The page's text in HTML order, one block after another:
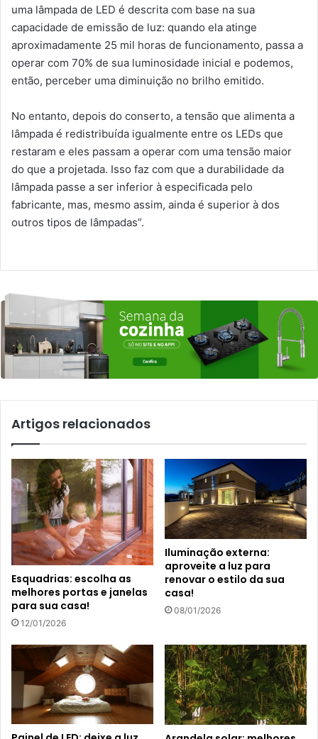
uma lâmpada de LED é descrita com base na sua
capacidade de emissão de luz: quando ela atinge
aproximadamente 25 mil horas de funcionamento, passa a
operar com 70% de sua luminosidade inicial e podemos,
então, perceber uma diminuição no brilho emitido.
No entanto, depois do conserto, a tensão que alimenta a
lâmpada é redistribuída igualmente entre os LEDs que
restaram e eles passam a operar com uma tensão maior
do que a projetada. Isso faz com que a durabilidade da
lâmpada passe a ser inferior à especificada pelo
fabricante, mas, mesmo assim, ainda é superior à dos
outros tipos de lâmpadas”.
Artigos relacionados
Esquadrias: escolha as
melhores portas e janelas
para sua casa!
12/01/2026
Iluminação externa:
aproveite a luz para
renovar o estilo da sua
casa!
08/01/2026